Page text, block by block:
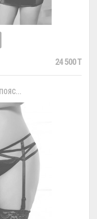
24 500 T